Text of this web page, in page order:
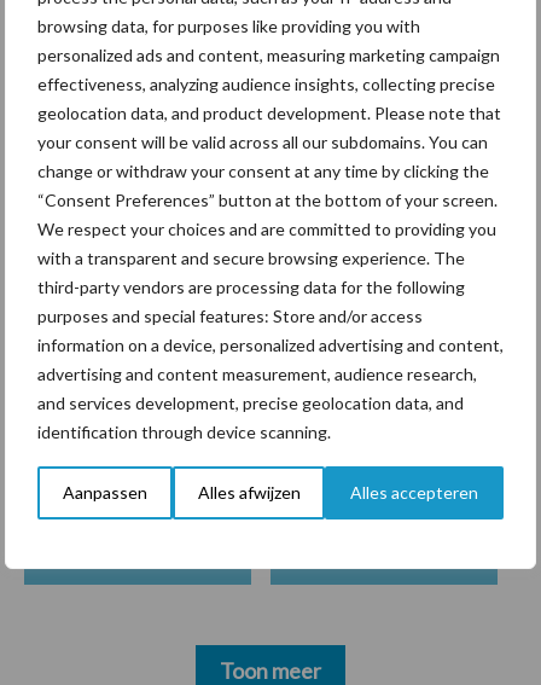
browsing data, for purposes like providing you with
personalized ads and content, measuring marketing campaign
effectiveness, analyzing audience insights, collecting precise
geolocation data, and product development. Please note that
your consent will be valid across all our subdomains. You can
change or withdraw your consent at any time by clicking the
“Consent Preferences” button at the bottom of your screen.
We respect your choices and are committed to providing you
with a transparent and secure browsing experience. The
third-party vendors are processing data for the following
purposes and special features: Store and/or access
information on a device, personalized advertising and content,
advertising and content measurement, audience research,
and services development, precise geolocation data, and
identification through device scanning.
Aanpassen Alles afwijzen Alles accepteren
“Vraag naar praktische
hygieneoplossingen is in
Polen groter dan ooit”
Themapagina's
Diergezondheid Bemesting Fokkerij
Beregening Bijproducten
Toon meer